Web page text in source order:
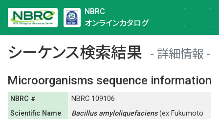
NBRC
オンラインカタログ
シーケンス検索結果
詳細情報
Microorganisms sequence information
NBRC #
NBRC 109106
Scientific Name
Bacillus amyloliquefaciens(ex Fukumoto